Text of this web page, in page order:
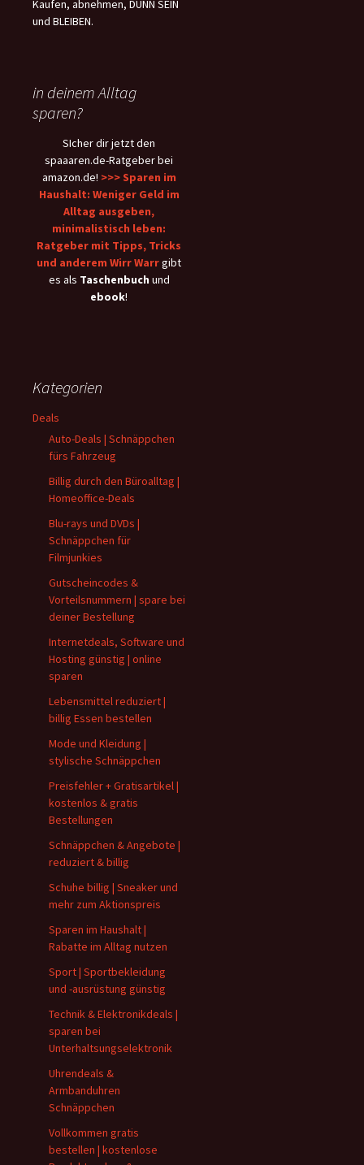
Kaufen, abnehmen, DÜNN SEIN
und BLEIBEN.
in deinem Alltag
sparen?
SIcher dir jetzt den
spaaaren.de-Ratgeber bei
amazon.de! >>> Sparen im
Haushalt: Weniger Geld im
Alltag ausgeben,
minimalistisch leben:
Ratgeber mit Tipps, Tricks
und anderem Wirr Warrgibt
es als Taschenbuch und
ebook!
Kategorien
Deals
Auto-Deals | Schnäppchen
fürs Fahrzeug
Billig durch den Büroalltag |
Homeoffice-Deals
Blu-rays und DVDs |
Schnäppchen für
Filmjunkies
Gutscheincodes &
Vorteilsnummern | spare bei
deiner Bestellung
Internetdeals, Software und
Hosting günstig | online
sparen
Lebensmittel reduziert |
billig Essen bestellen
Mode und Kleidung |
stylische Schnäppchen
Preisfehler + Gratisartikel |
kostenlos & gratis
Bestellungen
Schnäppchen & Angebote |
reduziert & billig
Schuhe billig | Sneaker und
mehr zum Aktionspreis
Sparen im Haushalt |
Rabatte im Alltag nutzen
Sport | Sportbekleidung
und -ausrüstung günstig
Technik & Elektronikdeals |
sparen bei
Unterhaltsungselektronik
Uhrendeals &
Armbanduhren
Schnäppchen
Vollkommen gratis
bestellen | kostenlose